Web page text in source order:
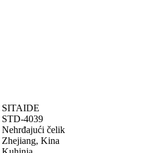
SITAIDE
STD-4039
Nehrđajući čelik
Zhejiang, Kina